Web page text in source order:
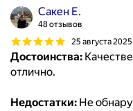
Сакен Е.
48 отзывов
25 августа 2025
Достоинства:
отлично.
Недостатки: Не